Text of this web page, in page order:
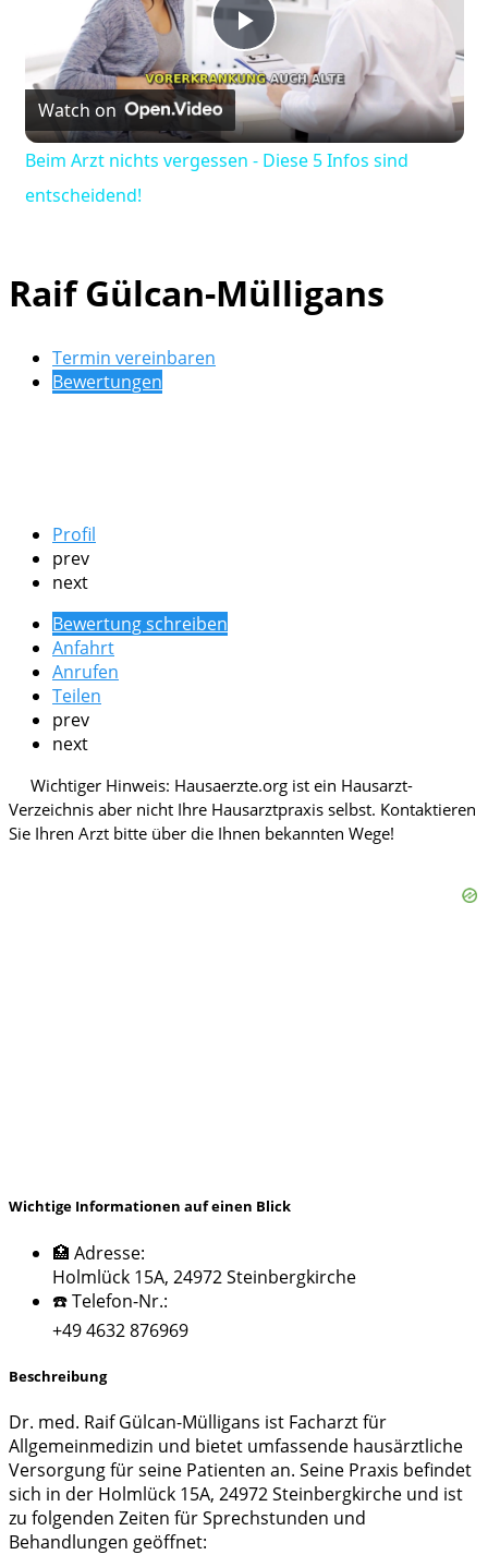
Play
Video
Watch on
Beim Arzt nichts vergessen - Diese 5 Infos sind
entscheidend!
Raif Gülcan-Mülligans
Termin vereinbaren
Bewertungen
Profil
prev
next
Bewertung schreiben
Anfahrt
Anrufen
Teilen
prev
next
Wichtige Informationen auf einen Blick
🏥 Adresse:
Holmlück 15A, 24972 Steinbergkirche
☎️ Telefon-Nr.:
+49 4632 876969
Beschreibung
Dr. med. Raif Gülcan-Mülligans ist Facharzt für
Allgemeinmedizin und bietet umfassende hausärztliche
Versorgung für seine Patienten an. Seine Praxis befindet
sich in der Holmlück 15A, 24972 Steinbergkirche und ist
zu folgenden Zeiten für Sprechstunden und
Behandlungen geöffnet: